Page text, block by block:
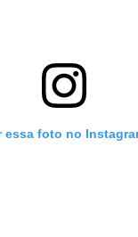
essa foto no